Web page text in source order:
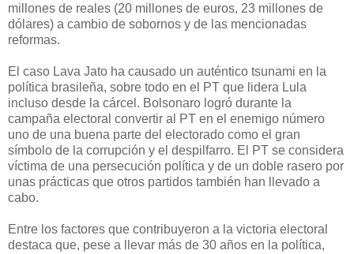
millones de reales (20 millones de euros, 23 millones de
dólares) a cambio de sobornos y de las mencionadas
reformas.
El caso Lava Jato ha causado un auténtico tsunami en la
política brasileña, sobre todo en el PT que lidera Lula
incluso desde la cárcel. Bolsonaro logró durante la
campaña electoral convertir al PT en el enemigo número
uno de una buena parte del electorado como el gran
símbolo de la corrupción y el despilfarro. El PT se considera
víctima de una persecución política y de un doble rasero por
unas prácticas que otros partidos también han llevado a
cabo.
Entre los factores que contribuyeron a la victoria electoral
destaca que, pese a llevar más de 30 años en la política,